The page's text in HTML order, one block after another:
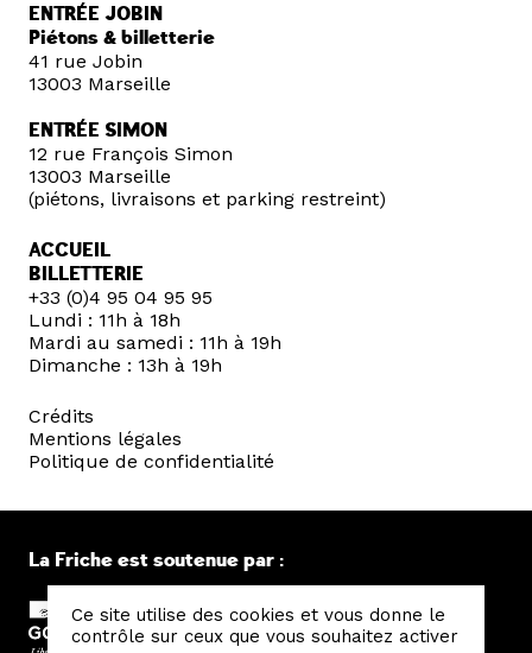
ENTRÉE JOBIN
Piétons & billetterie
41 rue Jobin
13003 Marseille
ENTRÉE SIMON
12 rue François Simon
13003 Marseille
(piétons, livraisons et parking restreint)
ACCUEIL
BILLETTERIE
+33 (0)4 95 04 95 95
Lundi : 11h à 18h
Mardi au samedi : 11h à 19h
Dimanche : 13h à 19h
Crédits
Mentions légales
Politique de confidentialité
La Friche est soutenue par :
Ce site utilise des cookies et vous donne le
contrôle sur ceux que vous souhaitez activer